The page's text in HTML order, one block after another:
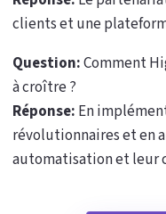
clients et une
Question:Comment
à croître ?
Réponse: En
révolutionnaires et en
automatisation et leur